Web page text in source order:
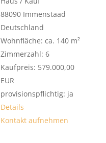
88090 Immenstaad
Deutschland
Wohnfläche: ca. 140 m²
Zimmerzahl: 6
Kaufpreis: 579.000,00
EUR
provisionspflichtig: ja
Details
Kontakt aufnehmen